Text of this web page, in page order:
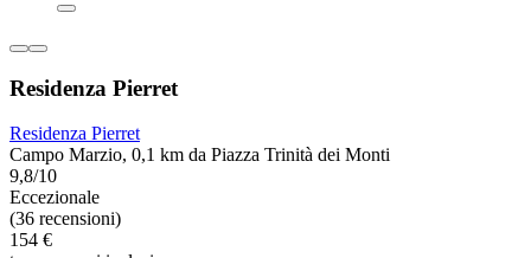
Residenza Pierret
Residenza Pierret
Campo Marzio, 0,1 km da Piazza Trinità dei Monti
9,8/10
Eccezionale
(36 recensioni)
154 €